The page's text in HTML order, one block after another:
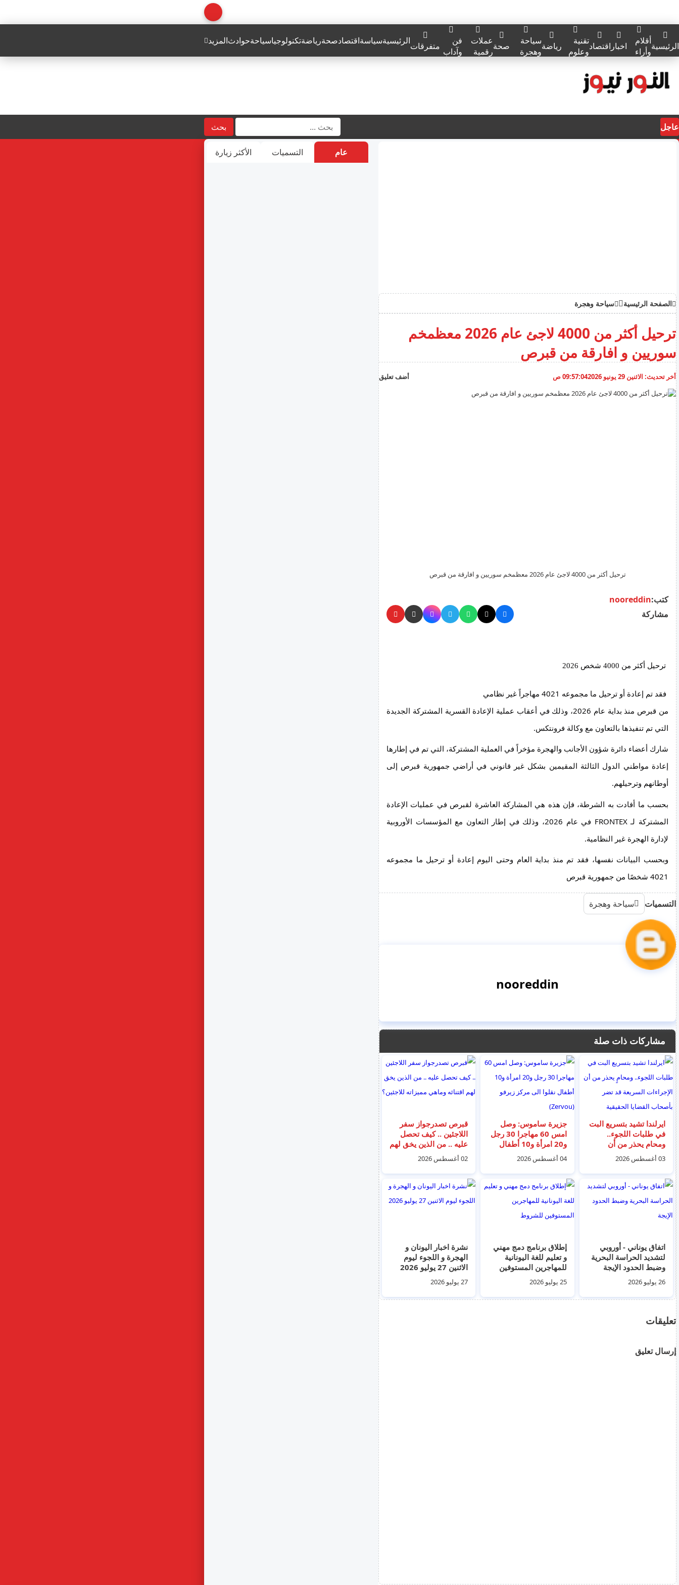
الرئيسيةأقلام
وأراء
اخبار اقتصادتقنية
وعلوم
رياضةسياحة
وهجرة
صحةعملات
رقمية
فن
وآداب متفرقاتالرئيسيةسياسةاقتصادصحةرياضةتكنولوجياسياحةحوادثالمزيد
عاجل بحث
الصفحة الرئيسية سياحة وهجرة
ترحيل أكثر من 4000 لاجئ عام 2026 معظمخم
سوريين و افارقة من قبرص
أخر تحديث: الاثنين 29 يونيو 2026 09:57:04 ص أضف تعليق
ترحيل أكثر من 4000 لاجئ عام 2026 معظمخم سوريين و افارقة من قبرص
كتب:nooreddin
مشاركة
ترحيل أكثر من 4000 شخص 2026
التي تم تنفيذها بالتعاون مع وكالة فرونتكس.
أوطانهم وترحيلهم.
لإدارة الهجرة غير النظامية.
4021 شخصًا من جمهورية قبرص
التسميات سياحة وهجرة
nooreddin
مشاركات ذات صلة
ايرلندا تشيد بتسريع البت
في طلبات اللجوء..
ومحامٍ يحذر من أن
الإجراءات السريعة قد
تضر بأصحاب القضايا
الحقيقية
03 أغسطس 2026
جزيرة ساموس: وصل
امس 60 مهاجرا 30 رجل
و20 امرأة و10 أطفال
نقلوا الى مركز زيرفو
(Zervou)
04 أغسطس 2026
قبرص تصدرجواز سفر
اللاجئين .. كيف تحصل
عليه .. من الذين يخق لهم
اقتنائه وماهي مميزاته
للاجئين؟
02 أغسطس 2026
اتفاق يوناني - أوروبي
لتشديد الحراسة البحرية
وضبط الحدود الإيجة
26 يوليو 2026
إطلاق برنامج دمج مهني
و تعليم للغة اليونانية
للمهاجرين المستوفين
للشروط
25 يوليو 2026
نشرة اخبار اليونان و
الهجرة و اللجوء ليوم
الاثنين 27 يوليو 2026
27 يوليو 2026
تعليقات
إرسال تعليق
عام التسميات الأكثر زيارة